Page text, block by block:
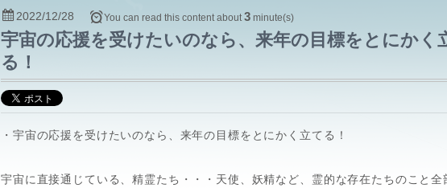
宇宙の応援を受けたいのなら、来年の目標をとにかく
る！
2022/12/28 You can read this content about3 minute(s)
・宇宙の応援を受けたいのなら、来年の目標をとにかく立てる！
宇宙に直接通じている、精霊たち・・・天使、妖精など、霊的な存在たちのこと全